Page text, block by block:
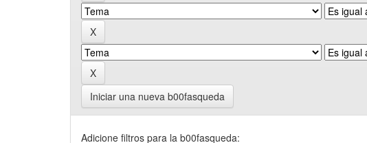
Iniciar una nueva b00fasqueda
Adicione filtros para la b00fasqueda: